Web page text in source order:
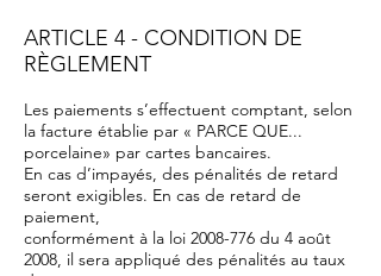
ARTICLE 4 - CONDITION DE
RÈGLEMENT
Les paiements s’effectuent comptant, selon
la facture établie par « PARCE QUE...
porcelaine» par cartes bancaires.
En cas d’impayés, des pénalités de retard
seront exigibles. En cas de retard de
paiement,
conformément à la loi 2008-776 du 4 août
2008, il sera appliqué des pénalités au taux